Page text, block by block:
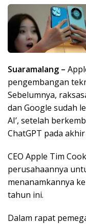
Suaramalang –
pengembangan
Sebelumnya,
dan Google sudah
AI’, setelah
ChatGPT pada
CEO Apple Tim
perusahaannya
menanamkannya
tahun ini.
Dalam rapat